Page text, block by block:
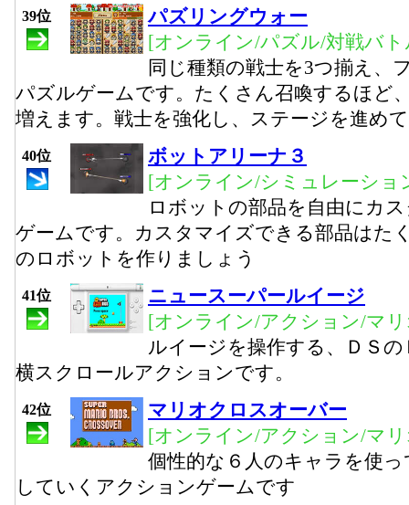
39位
パズリングウォー
[オンライン/パズル/対戦バ
同じ種類の戦士を3つ揃え、
パズルゲームです。たくさん召喚するほど
増えます。戦士を強化し、ステージを進め
40位
ボットアリーナ３
[オンライン/シミュレーショ
ロボットの部品を自由にカ
ゲームです。カスタマイズできる部品はた
のロボットを作りましょう
41位
ニュースーパールイージ
[オンライン/アクション/マ
ルイージを操作する、ＤＳ
横スクロールアクションです。
42位
マリオクロスオーバー
[オンライン/アクション/マ
個性的な６人のキャラを使
していくアクションゲームです